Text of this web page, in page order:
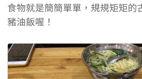
食物就是簡簡單單，規規矩矩的
豬油飯喔！